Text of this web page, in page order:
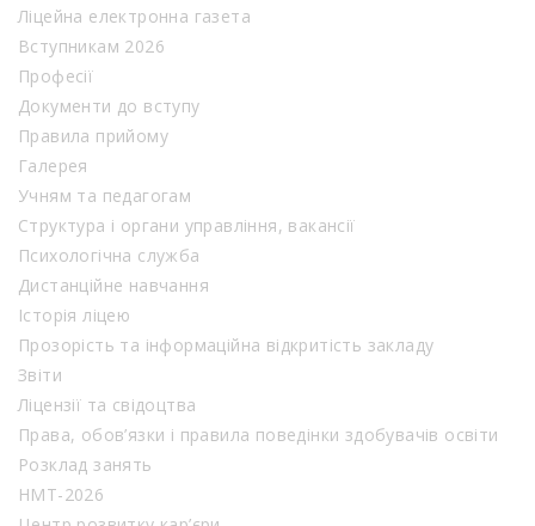
Ліцейна електронна газета
Вступникам 2026
Професії
Документи до вступу
Правила прийому
Галерея
Учням та педагогам
Структура і органи управління, вакансії
Психологічна служба
Дистанційне навчання
Історія ліцею
Прозорість та інформаційна відкритість закладу
Звіти
Ліцензії та свідоцтва
Права, обов’язки і правила поведінки здобувачів освіти
Розклад занять
НМТ-2026